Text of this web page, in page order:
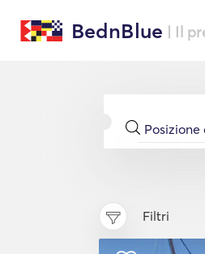
BednBlue | Il
Filtri